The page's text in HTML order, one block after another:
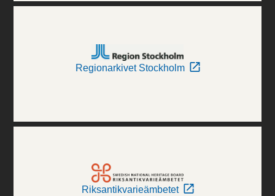
Regionarkivet Stockholm
Riksantikvarieämbetet